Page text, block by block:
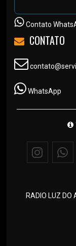
Contato
CONTATO
WhatsApp
RADIO LUZ